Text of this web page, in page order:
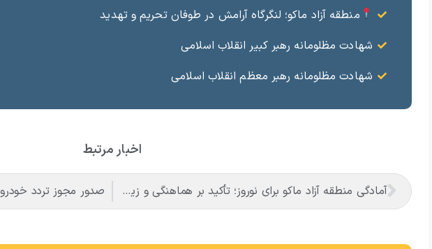
منطقه آزاد ماکو؛ لنگرگاه آرامش در طوفان تحریم و تهدید
شهادت مظلومانه رهبر کبیر انقلاب اسلامی
شهادت مظلومانه رهبر معظم انقلاب اسلامی
اخبار مرتبط
آمادگی منطقه آزاد ماکو برای نوروز؛ تأکید بر هماهنگی و زیباسازی شهری